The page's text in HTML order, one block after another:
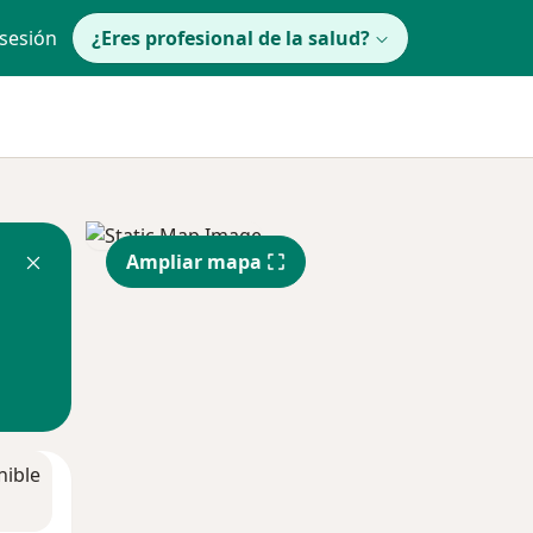
¿Eres profesional de la salud?
Ampliar mapa